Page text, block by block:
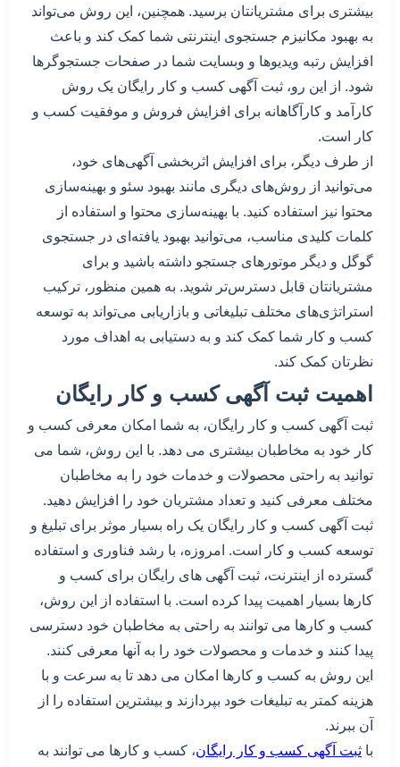
بیشتری برای مشتریانتان برسید. همچنین، این روش می‌تواند
به بهبود مکانیزم جستجوی اینترنتی شما کمک کند و باعث
افزایش رتبه ویدیوها و وبسایت شما در صفحات جستجوگرها
شود. از این رو، ثبت آگهی کسب و کار رایگان یک روش
کارآمد و کارآگاهانه برای افزایش فروش و موفقیت کسب و
کار است.
از طرف دیگر، برای افزایش اثربخشی آگهی‌های خود،
می‌توانید از روش‌های دیگری مانند بهبود سئو و بهینه‌سازی
محتوا نیز استفاده کنید. با بهینه‌سازی محتوا و استفاده از
کلمات کلیدی مناسب، می‌توانید بهبود یافته‌ای در جستجوی
گوگل و دیگر موتورهای جستجو داشته باشید و برای
مشتریانتان قابل دسترس‌تر شوید. به همین منظور، ترکیب
استراتژی‌های مختلف تبلیغاتی و بازاریابی می‌تواند به توسعه
کسب و کار شما کمک کند و به دستیابی به اهداف مورد
نظرتان کمک کند.
اهمیت ثبت آگهی کسب و کار رایگان
ثبت آگهی کسب و کار رایگان، به شما امکان معرفی کسب و
کار خود به مخاطبان بیشتری می دهد. با این روش، شما می
توانید به راحتی محصولات و خدمات خود را به مخاطبان
مختلف معرفی کنید و تعداد مشتریان خود را افزایش دهید.
ثبت آگهی کسب و کار رایگان یک راه بسیار موثر برای تبلیغ و
توسعه کسب و کار است. امروزه، با رشد فناوری و استفاده
گسترده از اینترنت، ثبت آگهی های رایگان برای کسب و
کارها بسیار اهمیت پیدا کرده است. با استفاده از این روش،
کسب و کارها می توانند به راحتی به مخاطبان خود دسترسی
پیدا کنند و خدمات و محصولات خود را به آنها معرفی کنند.
این روش به کسب و کارها امکان می دهد تا به سرعت و با
هزینه کمتر به تبلیغات خود بپردازند و بیشترین استفاده را از
آن ببرند.
با ثبت آگهی کسب و کار رایگان، کسب و کارها می توانند به